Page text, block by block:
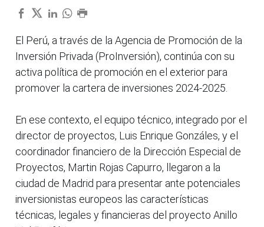
El Perú, a través de la Agencia de Promoción de la
Inversión Privada (ProInversión), continúa con su
activa política de promoción en el exterior para
promover la cartera de inversiones 2024-2025.
En ese contexto, el equipo técnico, integrado por el
director de proyectos, Luis Enrique Gonzáles, y el
coordinador financiero de la Dirección Especial de
Proyectos, Martin Rojas Capurro, llegaron a la
ciudad de Madrid para presentar ante potenciales
inversionistas europeos las características
técnicas, legales y financieras del proyecto Anillo